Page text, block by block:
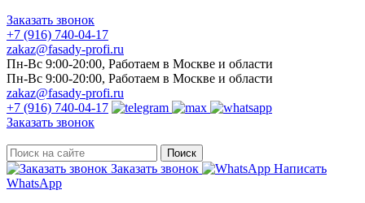
Заказать звонок
+7 (916) 740-04-17
zakaz@fasady-profi.ru
Пн-Вс 9:00-20:00, Работаем в Москве и области
Пн-Вс 9:00-20:00, Работаем в Москве и области
zakaz@fasady-profi.ru
+7 (916) 740-04-17
Заказать звонок
Поиск
Заказать звонок
Написать
WhatsApp